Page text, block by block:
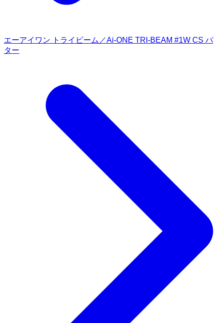
エーアイワン トライビーム／Ai-ONE TRI-BEAM #1W CS パ
ター